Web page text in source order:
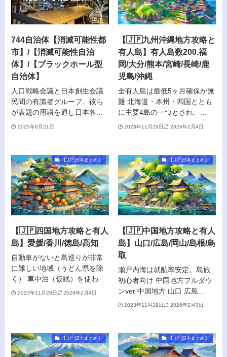
744自治体【消滅可能性都
市】/【消滅可能性自治
体】/【ブラックホール型
自治体】
人口戦略会議と日本創生会議
民間の有識者グループ。彼ら
が表題の用語を通し日本各...
2025年8月21日
【🇯🇵九州沖縄地方攻略と
有人島】有人島数200.福
岡/大分/熊本/宮崎/長崎/鹿
児島/沖縄
全有人島は最低5ヶ月確保が無
難 北海道・本州・四国ととも
に主要4島の一つとされ、...
2023年11月29日 2026年2月4日
【🇯🇵日本まとめ】
【🇯🇵四国地方攻略と有人
島】愛媛/香川/徳島/高知
自動車がないと島巡りが非常
に難しい地域（うどん県を除
く） 車中泊（仮眠）を使わ...
2023年11月29日 2026年2月4日
【🇯🇵日本まとめ】
【🇯🇵中国地方攻略と有人
島】山口/広島/岡山/島根/鳥
取
瀬戸内海は就航率安定。島旅
初心者向け 中国地方プルダウ
ンver 中国地方 山口 広島...
2023年11月29日 2026年2月3日
【🇯🇵日本まとめ】 【🇯🇵日本まとめ】